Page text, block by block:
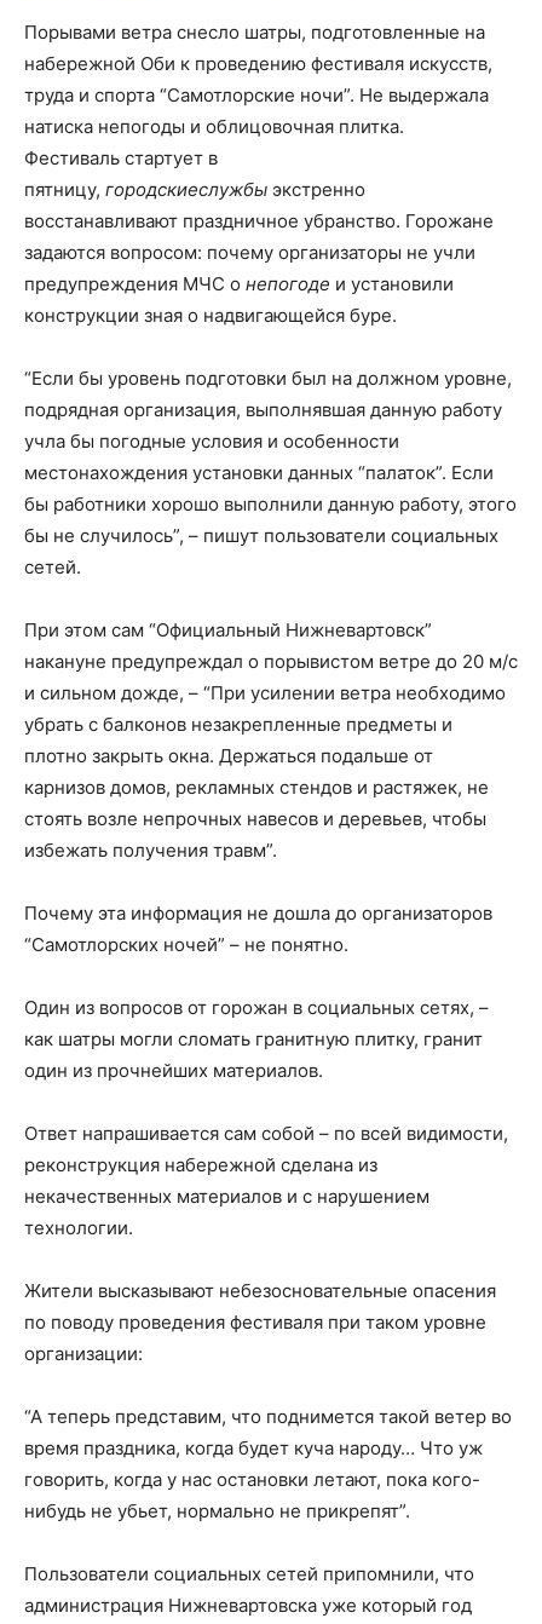
Порывами ветра снесло шатры, подготовленные на
набережной Оби к проведению фестиваля искусств,
труда и спорта “Самотлорские ночи”. Не выдержала
натиска непогоды и облицовочная плитка.
Фестиваль стартует в
пятницу, городскиеслужбы экстренно
восстанавливают праздничное убранство. Горожане
задаются вопросом: почему организаторы не учли
предупреждения МЧС о непогоде и установили
конструкции зная о надвигающейся буре.
“Если бы уровень подготовки был на должном уровне,
подрядная организация, выполнявшая данную работу
учла бы погодные условия и особенности
местонахождения установки данных “палаток”. Если
бы работники хорошо выполнили данную работу, этого
бы не случилось”, – пишут пользователи социальных
сетей.
При этом сам “Официальный Нижневартовск”
накануне предупреждал о порывистом ветре до 20 м/с
и сильном дожде, – “При усилении ветра необходимо
убрать с балконов незакрепленные предметы и
плотно закрыть окна. Держаться подальше от
карнизов домов, рекламных стендов и растяжек, не
стоять возле непрочных навесов и деревьев, чтобы
избежать получения травм”.
Почему эта информация не дошла до организаторов
“Самотлорских ночей” – не понятно.
Один из вопросов от горожан в социальных сетях, –
как шатры могли сломать гранитную плитку, гранит
один из прочнейших материалов.
Ответ напрашивается сам собой – по всей видимости,
реконструкция набережной сделана из
некачественных материалов и с нарушением
технологии.
Жители высказывают небезосновательные опасения
по поводу проведения фестиваля при таком уровне
организации:
“А теперь представим, что поднимется такой ветер во
время праздника, когда будет куча народу… Что уж
говорить, когда у нас остановки летают, пока кого-
нибудь не убьет, нормально не прикрепят”.
Пользователи социальных сетей припомнили, что
администрация Нижневартовска уже который год